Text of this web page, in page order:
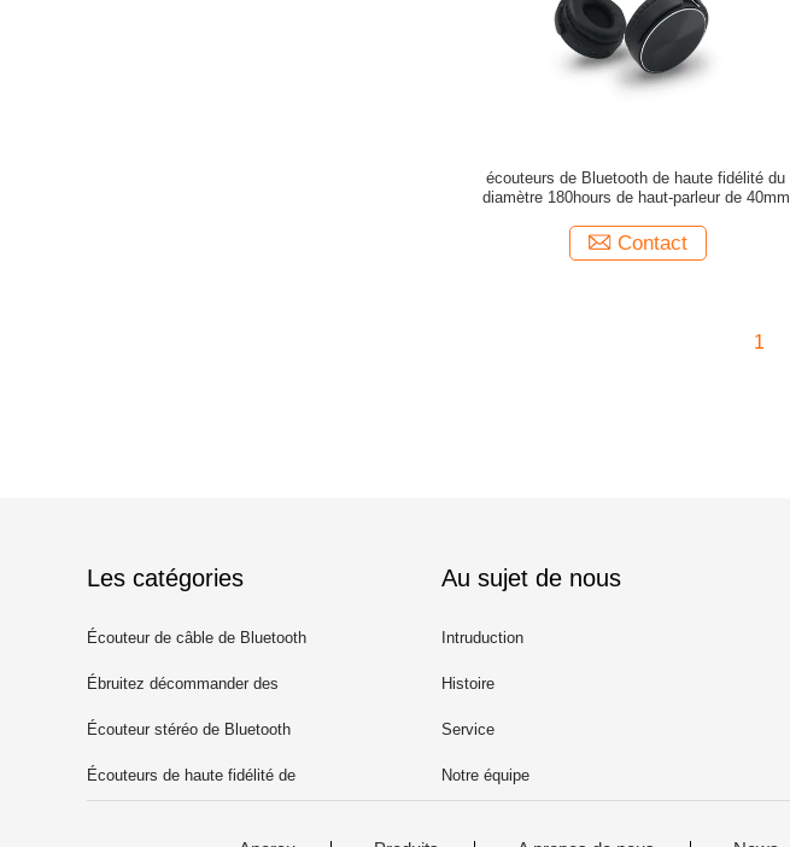
écouteurs de Bluetooth de haute fidélité du
diamètre 180hours de haut-parleur de 40mm
Contact
1
Les catégories
Écouteur de câble de Bluetooth
Ébruitez décommander des
écouteurs de Bluetooth
Écouteur stéréo de Bluetooth
Écouteurs de haute fidélité de
Au sujet de nous
Intruduction
Histoire
Service
Notre équipe